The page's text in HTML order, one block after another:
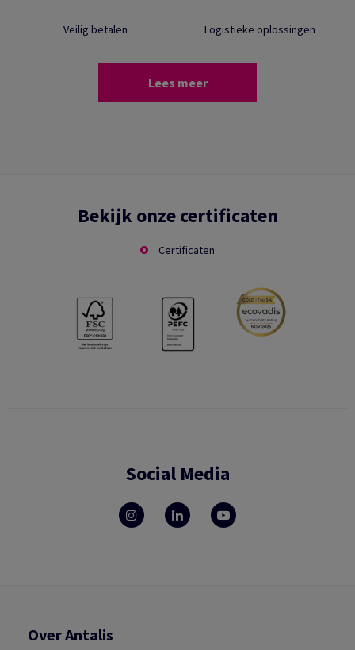
Veilig betalen Logistieke oplossingen
Lees meer
Bekijk onze certificaten
Certificaten
Social Media
Over Antalis